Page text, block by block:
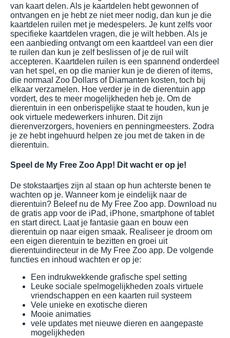
van kaart delen. Als je kaartdelen hebt gewonnen of
ontvangen en je hebt ze niet meer nodig, dan kun je die
kaartdelen ruilen met je medespelers. Je kunt zelfs voor
specifieke kaartdelen vragen, die je wilt hebben. Als je
een aanbieding ontvangt om een kaartdeel van een dier
te ruilen dan kun je zelf beslissen of je de ruil wilt
accepteren. Kaartdelen ruilen is een spannend onderdeel
van het spel, en op die manier kun je de dieren of items,
die normaal Zoo Dollars of Diamanten kosten, toch bij
elkaar verzamelen. Hoe verder je in de dierentuin app
vordert, des te meer mogelijkheden heb je. Om de
dierentuin in een onberispelijke staat te houden, kun je
ook virtuele medewerkers inhuren. Dit zijn
dierenverzorgers, hoveniers en penningmeesters. Zodra
je ze hebt ingehuurd helpen ze jou met de taken in de
dierentuin.
Speel de My Free Zoo App! Dit wacht er op je!
De stokstaartjes zijn al staan op hun achterste benen te
wachten op je. Wanneer kom je eindelijk naar de
dierentuin? Beleef nu de My Free Zoo app. Download nu
de gratis app voor de iPad, iPhone, smartphone of tablet
en start direct. Laat je fantasie gaan en bouw een
dierentuin op naar eigen smaak. Realiseer je droom om
een eigen dierentuin te bezitten en groei uit
dierentuindirecteur in de My Free Zoo app. De volgende
functies en inhoud wachten er op je:
Een indrukwekkende grafische spel setting
Leuke sociale spelmogelijkheden zoals virtuele
vriendschappen en een kaarten ruil systeem
Vele unieke en exotische dieren
Mooie animaties
vele updates met nieuwe dieren en aangepaste
mogelijkheden